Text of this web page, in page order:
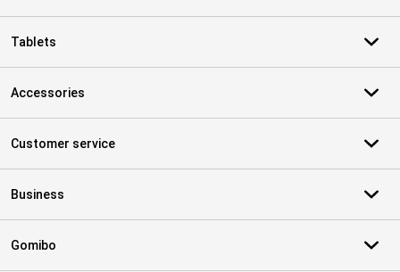
Tablets
Accessories
Customer service
Business
Gomibo